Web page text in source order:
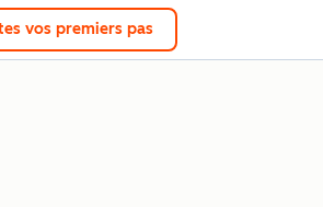
vos premiers pas